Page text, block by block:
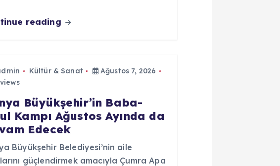
reading
Kültür & Sanat
Ağustos 7, 2026
Büyükşehir’in Baba-
Kampı Ağustos Ayında da
Edecek
Büyükşehir Belediyesi’nin aile
güçlendirmek amacıyla Çumra Apa